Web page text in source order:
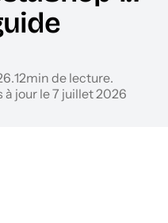
.12min de lecture.
à jour le 7 juillet 2026